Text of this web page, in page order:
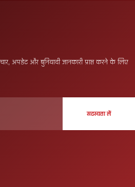
अपडेट और बुनियादी जानकारी प्राप्त करने के लिए
सदस्यता लें